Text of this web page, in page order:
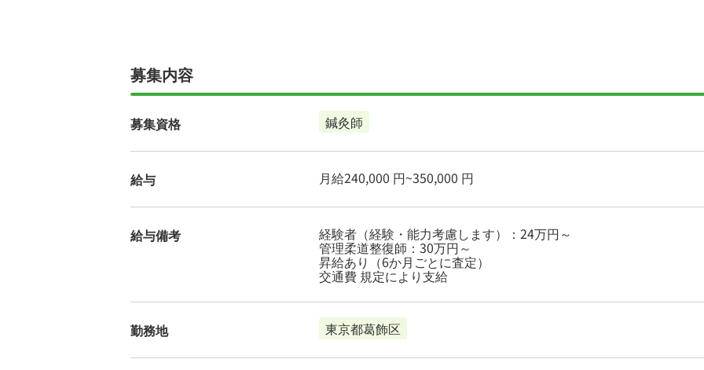
募集内容
募集資格 鍼灸師
給与 月給240,000 円~350,000 円
給与備考 経験者（経験・能力考慮します）：24万円～
管理柔道整復師：30万円～
昇給あり（6か月ごとに査定）
交通費 規定により支給
勤務地 東京都葛飾区